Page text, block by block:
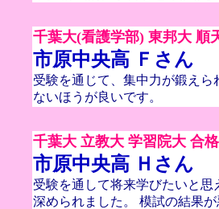
千葉大(看護学部) 東邦大 順
市原中央高 Ｆさん
受験を通じて、集中力が鍛え
ないほうが良いです。
千葉大 立教大 学習院大 合格
市原中央高 Ｈさん
受験を通して将来学びたいと
深められました。 模試の結果